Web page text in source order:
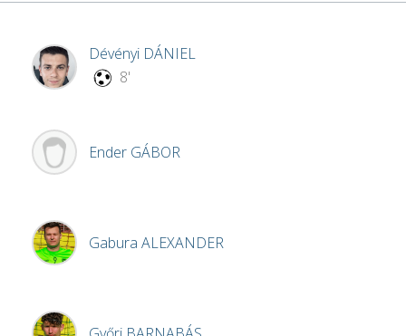
Dévényi DÁNIEL
8'
Ender GÁBOR
Gabura ALEXANDER